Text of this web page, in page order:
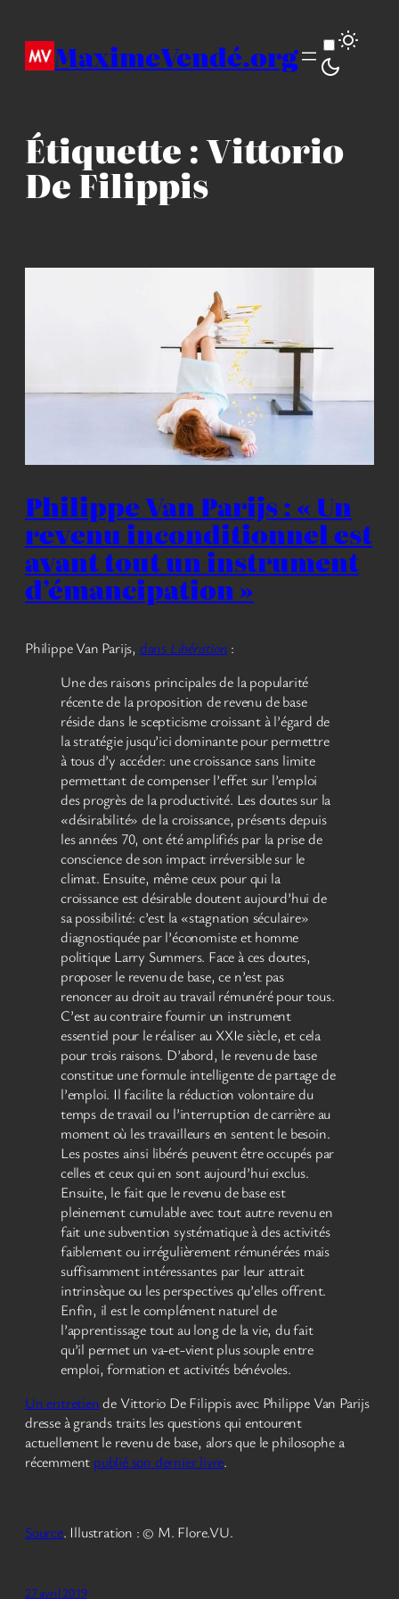
contenuMaximeVendé.org
Étiquette :Vittorio
De Filippis
Philippe Van Parijs : « Un
revenu inconditionnel est
avant tout un instrument
d’émancipation »
Philippe Van Parijs, dans Libération:
Une des raisons principales de la popularité
récente de la proposition de revenu de base
réside dans le scepticisme croissant à l’égard de
la stratégie jusqu’ici dominante pour permettre
à tous d’y accéder: une croissance sans limite
permettant de compenser l’effet sur l’emploi
des progrès de la productivité. Les doutes sur la
«désirabilité» de la croissance, présents depuis
les années 70, ont été amplifiés par la prise de
conscience de son impact irréversible sur le
climat. Ensuite, même ceux pour qui la
croissance est désirable doutent aujourd’hui de
sa possibilité: c’est la «stagnation séculaire»
diagnos­tiquée par l’économiste et homme
politique Larry Summers. Face à ces doutes,
proposer le revenu de base, ce n’est pas
renoncer au droit au travail rémunéré pour tous.
C’est au contraire fournir un instrument
essentiel pour le réaliser au XXIe siècle, et cela
pour trois raisons. D’abord, le revenu de base
constitue une formule intelligente de partage de
l’emploi. Il facilite la réduction volontaire du
temps de travail ou l’interruption de carrière au
moment où les travailleurs en sentent le besoin.
Les postes ainsi libérés peuvent être occupés par
celles et ceux qui en sont aujourd’hui exclus.
Ensuite, le fait que le revenu de base est
pleinement cumulable avec tout autre revenu en
fait une subvention systématique à des activités
faiblement ou irrégulièrement rémunérées mais
suffisamment intéressantes par leur attrait
intrinsèque ou les perspectives qu’elles offrent.
Enfin, il est le complément naturel de
l’apprentissage tout au long de la vie, du fait
qu’il permet un va-et-vient plus souple entre
emploi, formation et activités bénévoles.
Un entretiende Vittorio De Filippis avec Philippe Van Parijs
dresse à grands traits les questions qui entourent
actuellement le revenu de base, alors que le philosophe a
récemment publié son dernier livre.
Source. Illustration : © M. Flore.VU.
27 avril 2019